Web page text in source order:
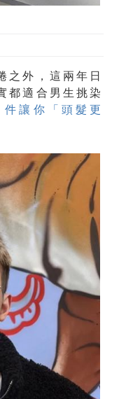
之外，這兩年日
都適合男生挑染
讓你「頭髮更